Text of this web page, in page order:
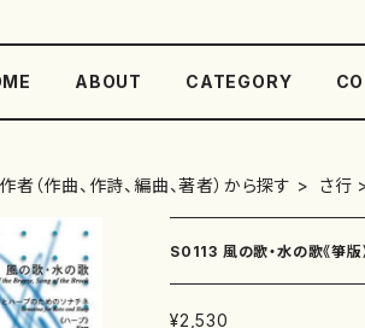
ABOUT CATEGORY
者（作曲、作詩、編曲、著者）から探す さ行
S0113 風の歌・水の歌《箏版
¥2,530